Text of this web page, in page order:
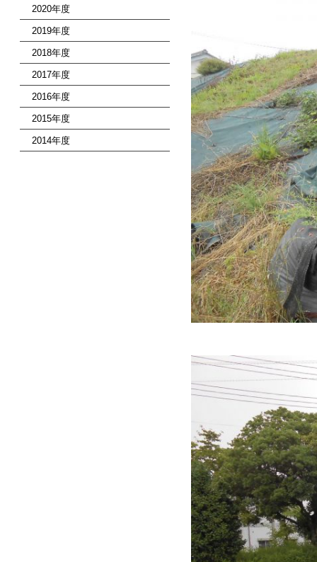
2020年度
2019年度
2018年度
2017年度
2016年度
2015年度
2014年度